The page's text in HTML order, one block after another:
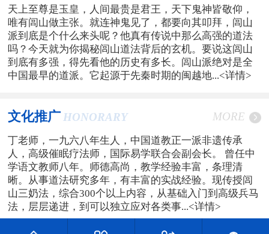
天上至尊是玉皇，人间最贵是君王，天下鬼神皆敬仰，
唯有闾山做主张。就连神鬼见了，都要向其叩拜，闾山
派到底是个什么来头呢？他真有传说中那么高强的道法
吗？今天就为你揭秘闾山道法背后的玄机。要说这闾山
到底有多强，得先看他的历史有多长。闾山派绝对是全
中国最早的道派。它起源于先秦时期的闽越地...<详情>
文化推广 HONORARY MORE
丁老师，一九六八年生人，中国道教正一派非遗传承
人，高级催眠疗法师，国际易学联合会副会长。 曾任中
学语文教师八年。师德高尚，教学经验丰富，条理清
晰。从事道法研究多年，有丰富的实战经验。现传授闾
山三奶法，综合300个以上内容，从基础入门到高级兵马
法，层层递进，到可以独立应对各类事...<详情>